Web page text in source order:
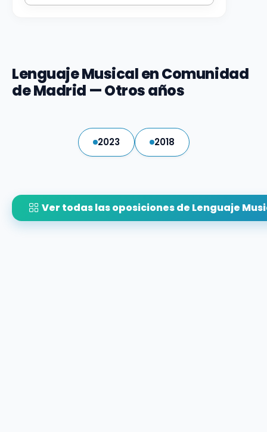
Lenguaje Musical en Comunidad
de Madrid — Otros años
2023 2018
Ver todas las oposiciones de Lenguaje